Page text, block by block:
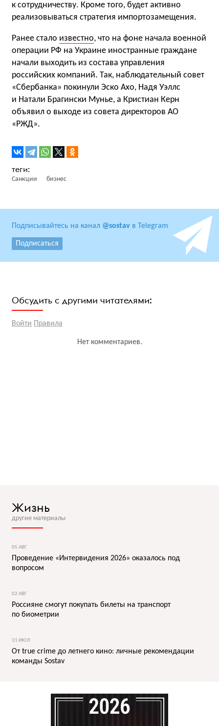
к сотрудничеству. Кроме того, будет активно
реализовываться стратегия импортозамещения.
Ранее стало известно, что на фоне начала военной
операции РФ на Украине иностранные граждане
начали выходить из состава управления
российских компаний. Так, наблюдательный совет
«Сбербанка» покинули Эско Ахо, Надя Уэллс
и Натали Брагински Мунье, а Кристиан Керн
объявил о выходе из совета директоров АО
«РЖД».
Санкции бизнес
Подписывайтесь на канал @sostav в Telegram
Подписаться
Обсудить с другими читателями:
Войти Правила
Нет комментариев.
Жизнь
другие материалы
05 АВГ
Проведение «Интервидения 2026» оказалось под
вопросом
02 АВГ
Россияне смогут покупать билеты на транспорт
по биометрии
31 ИЮЛ
От true crime до летнего кино: личные рекомендации
команды Sostav